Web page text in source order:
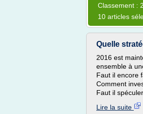
Classement :
10 articles
Quelle
2016 est
ensemble à
Faut il encore
Comment
Faut il spéculer
Lire la suite